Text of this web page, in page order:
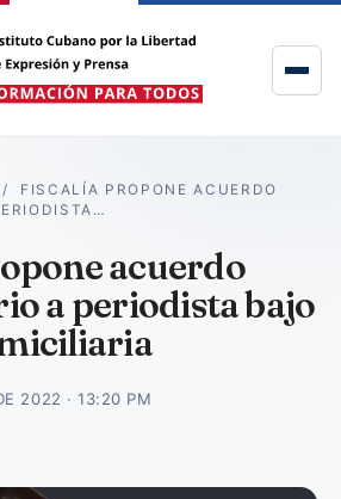
/ FISCALÍA PROPONE ACUERDO
acuerdo
a periodista bajo
2022 · 13:20 PM